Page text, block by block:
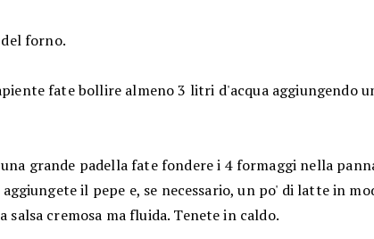
forno.
fate bollire almeno 3 litri d'acqua aggiungendo
grande padella fate fondere i 4 formaggi nella
il pepe e, se necessario, un po' di latte in
salsa cremosa ma fluida. Tenete in caldo.